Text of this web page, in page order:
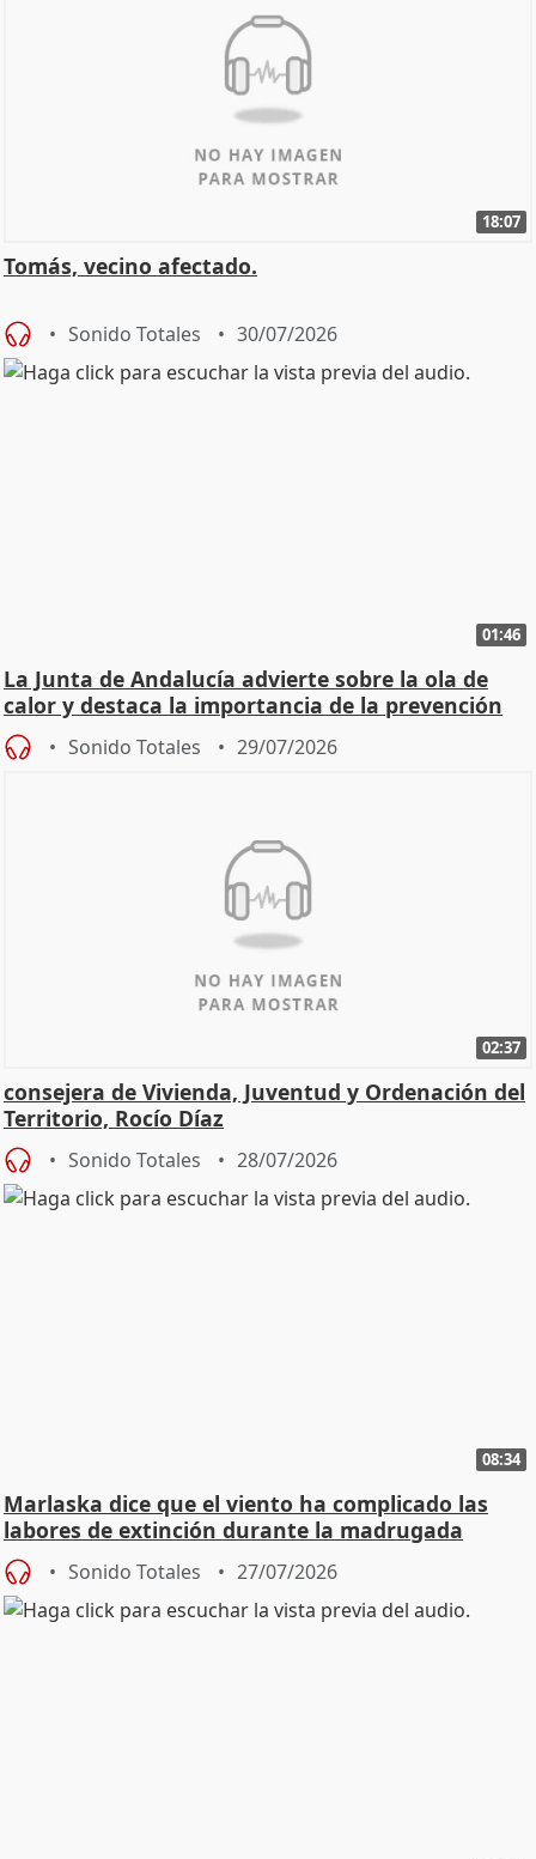
18:07
Tomás, vecino afectado.
Sonido Totales 30/07/2026
01:46
La Junta de Andalucía advierte sobre la ola de
calor y destaca la importancia de la prevención
Sonido Totales 29/07/2026
02:37
consejera de Vivienda, Juventud y Ordenación del
Territorio, Rocío Díaz
Sonido Totales 28/07/2026
08:34
Marlaska dice que el viento ha complicado las
labores de extinción durante la madrugada
Sonido Totales 27/07/2026